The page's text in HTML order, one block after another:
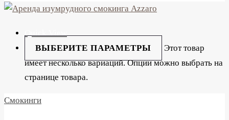
Quick View
ВЫБЕРИТЕ ПАРАМЕТРЫ
Этот товар
имеет несколько вариаций. Опции можно выбрать на
странице товара.
Смокинги